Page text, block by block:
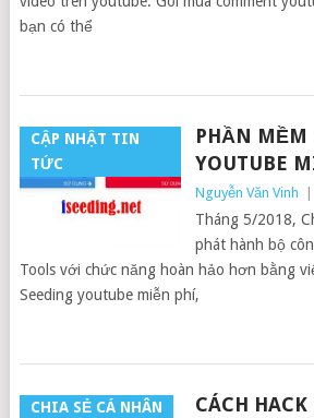
bạn có thể
CẬP NHẬT TIN
TỨC
PHẦN MỀM
YOUTUBE
Nguyễn Văn Vinh
Tháng 5/2018,
phát hành bộ
Tools với chức năng hoàn hảo hơn bằng
Seeding youtube miễn phí,
CHIA SẺ CÁ NHÂN
CÁCH